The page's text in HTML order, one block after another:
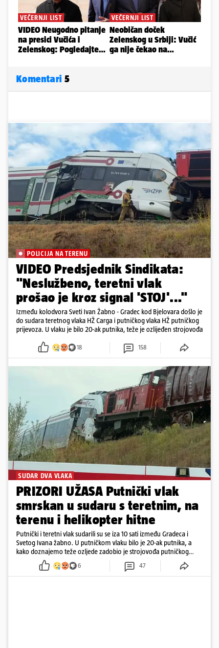
Komentari 5
POLICIJA NA TERENU
VIDEO Predsjednik Sindikata:
"Neslužbeno, teretni vlak
prošao je kroz signal 'STOJ'..."
Između kolodvora Sveti Ivan Žabno - Gradec kod Bjelovara došlo je
do sudara teretnog vlaka HŽ Carga i putničkog vlaka HŽ putničkog
prijevoza. U vlaku je bilo 20-ak putnika, teže je ozlijeđen strojovođa
18 158
SUDAR DVA VLAKA
PRIZORI UŽASA Putnički vlak
smrskan u sudaru s teretnim, na
terenu i helikopter hitne
Putnički i teretni vlak sudarili su se iza 10 sati između Gradeca i
Svetog Ivana žabno. U putničkom vlaku bilo je 20-ak putnika, a
kako doznajemo teže ozljede zadobio je strojovođa putničkog
vlaka. Zatvoren je promet, a fotoreporteri Prigorskog objavili su
prve snimke s mjesta sudara
6 47